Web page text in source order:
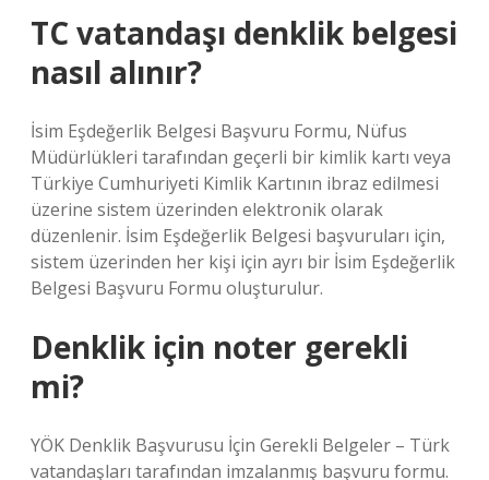
TC vatandaşı denklik belgesi
nasıl alınır?
İsim Eşdeğerlik Belgesi Başvuru Formu, Nüfus
Müdürlükleri tarafından geçerli bir kimlik kartı veya
Türkiye Cumhuriyeti Kimlik Kartının ibraz edilmesi
üzerine sistem üzerinden elektronik olarak
düzenlenir. İsim Eşdeğerlik Belgesi başvuruları için,
sistem üzerinden her kişi için ayrı bir İsim Eşdeğerlik
Belgesi Başvuru Formu oluşturulur.
Denklik için noter gerekli
mi?
YÖK Denklik Başvurusu İçin Gerekli Belgeler – Türk
vatandaşları tarafından imzalanmış başvuru formu.